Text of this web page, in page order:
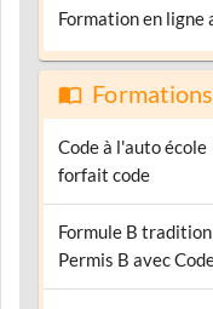
Formation en ligne
Formations
Code à l'auto école
forfait code
Formule B
Permis B avec